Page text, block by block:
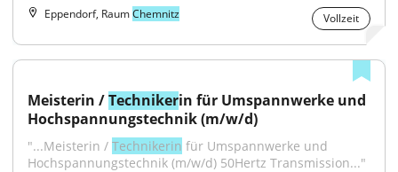
Eppendorf, RaumChemnitz Vollzeit
Meisterin / Technikerin für Umspannwerke und
Hochspannungstechnik (m/w/d)
"...Meisterin / Technikerin für Umspannwerke und
Hochspannungstechnik (m/w/d) 50Hertz Transmission..."